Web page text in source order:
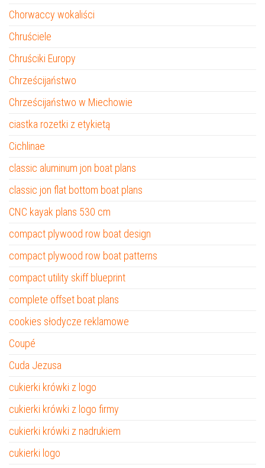
Chorwaccy wokaliści
Chruściele
Chruściki Europy
Chrześcijaństwo
Chrześcijaństwo w Miechowie
ciastka rozetki z etykietą
Cichlinae
classic aluminum jon boat plans
classic jon flat bottom boat plans
CNC kayak plans 530 cm
compact plywood row boat design
compact plywood row boat patterns
compact utility skiff blueprint
complete offset boat plans
cookies słodycze reklamowe
Coupé
Cuda Jezusa
cukierki krówki z logo
cukierki krówki z logo firmy
cukierki krówki z nadrukiem
cukierki logo